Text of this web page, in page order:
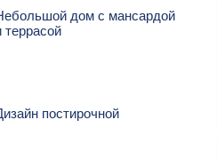
дом с мансардой
террасой
постирочной